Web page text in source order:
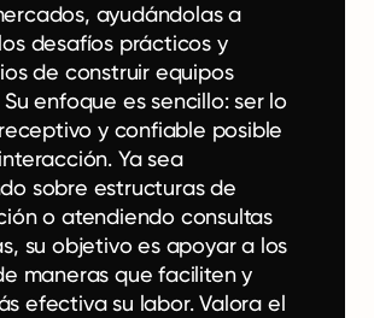
ayudándolas a
desafíos prácticos y
de construir equipos
enfoque es sencillo: ser lo
y confiable posible
Ya sea
sobre estructuras de
o atendiendo consultas
su objetivo es apoyar a los
maneras que faciliten y
efectiva su labor. Valora el